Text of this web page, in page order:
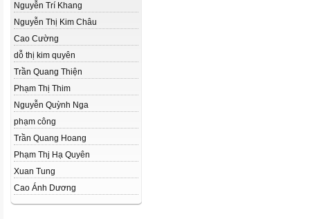
Nguyễn Trí Khang
Nguyễn Thị Kim Châu
Cao Cường
dỗ thị kim quyên
Trần Quang Thiện
Phạm Thị Thim
Nguyễn Quỳnh Nga
phạm công
Trần Quang Hoang
Phạm Thj Hạ Quyên
Xuan Tung
Cao Ánh Dương